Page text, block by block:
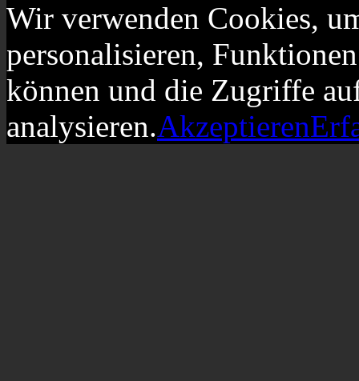
Wir verwenden Cookies,
personalisieren,
können und die Zugriffe
analysieren.Akzeptieren